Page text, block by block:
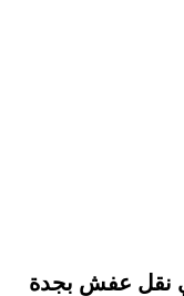
نقل عفش بجدة